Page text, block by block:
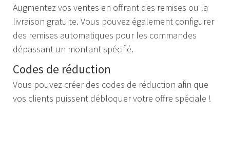
Augmentez vos ventes en offrant des remises ou la
livraison gratuite. Vous pouvez également configurer
des remises automatiques pour les commandes
dépassant un montant spécifié.
Codes de réduction
Vous pouvez créer des codes de réduction afin que
vos clients puissent débloquer votre offre spéciale !